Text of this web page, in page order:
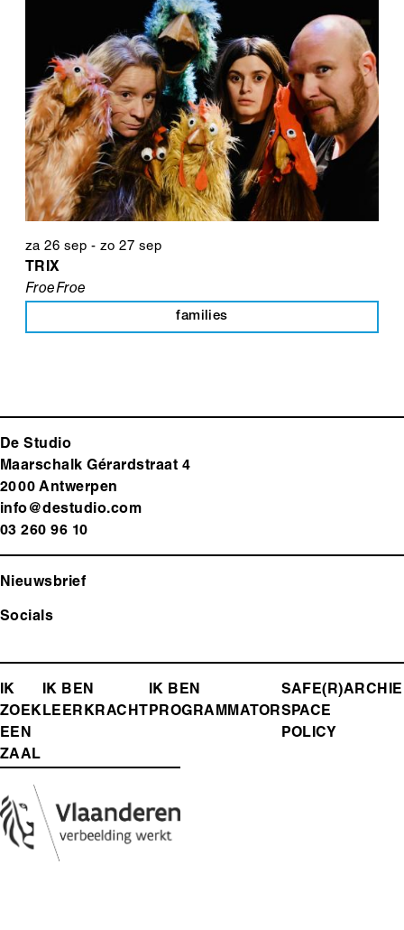
za 26 sep - zo 27 sep
TRIX
FroeFroe
families
De Studio
Maarschalk Gérardstraat 4
2000 Antwerpen
info@destudio.com
03 260 96 10
Nieuwsbrief
Socials
FOOTER-
MENU
IK
ZOEK
EEN
ZAAL
IK BEN
LEERKRACHT
IK BEN
PROGRAMMATOR
SAFE(R)
SPACE
POLICY
Media
Afbeelding